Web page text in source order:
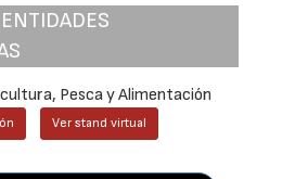
Pesca y Alimentación
Ver stand virtual